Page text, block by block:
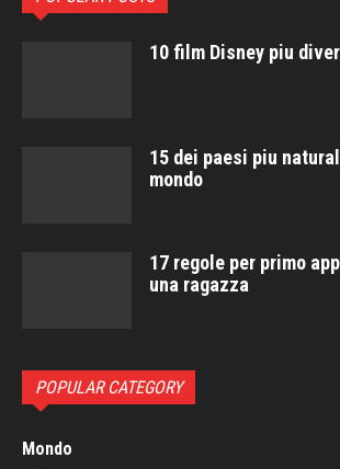
10 film Disney piu
15 dei paesi piu
mondo
17 regole per primo
una ragazza
POPULAR CATEGORY
Mondo